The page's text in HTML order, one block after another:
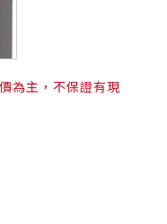
為主，不保證有現